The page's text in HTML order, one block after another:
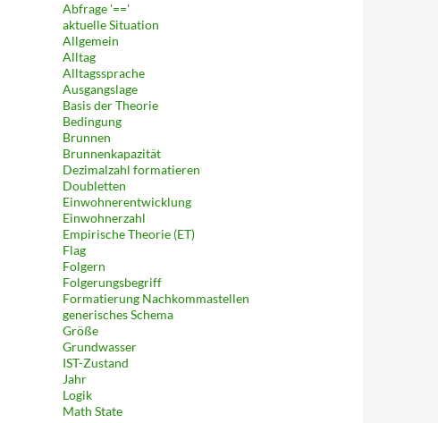
Abfrage '=='
aktuelle Situation
Allgemein
Alltag
Alltagssprache
Ausgangslage
Basis der Theorie
Bedingung
Brunnen
Brunnenkapazität
Dezimalzahl formatieren
Doubletten
Einwohnerentwicklung
Einwohnerzahl
Empirische Theorie (ET)
Flag
Folgern
Folgerungsbegriff
Formatierung Nachkommastellen
generisches Schema
Größe
Grundwasser
IST-Zustand
Jahr
Logik
Math State